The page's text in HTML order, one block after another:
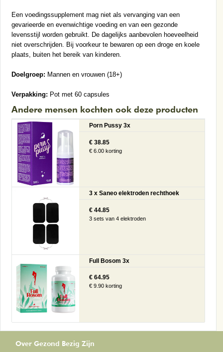
Een voedingssupplement mag niet als vervanging van een
gevarieerde en evenwichtige voeding en van een gezonde
levensstijl worden gebruikt. De dagelijks aanbevolen hoeveelheid
niet overschrijden. Bij voorkeur te bewaren op een droge en koele
plaats, buiten het bereik van kinderen.
Doelgroep: Mannen en vrouwen (18+)
Verpakking: Pot met 60 capsules
Andere mensen kochten ook deze producten
Porn Pussy 3x
€ 38.85
€ 6.00 korting
3 x Saneo elektroden rechthoek
€ 44.85
3 sets van 4 elektroden
Full Bosom 3x
€ 64.95
€ 9.90 korting
Over Gezond Bezig Zijn